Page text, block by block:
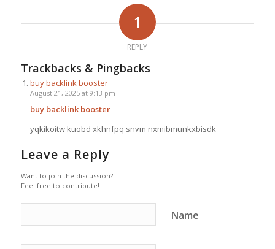
1
REPLY
Trackbacks & Pingbacks
buy backlink booster
August 21, 2025 at 9:13 pm
buy backlink booster
yqkikoitw kuobd xkhnfpq snvm nxmibmunkxbisdk
Leave a Reply
Want to join the discussion?
Feel free to contribute!
Name